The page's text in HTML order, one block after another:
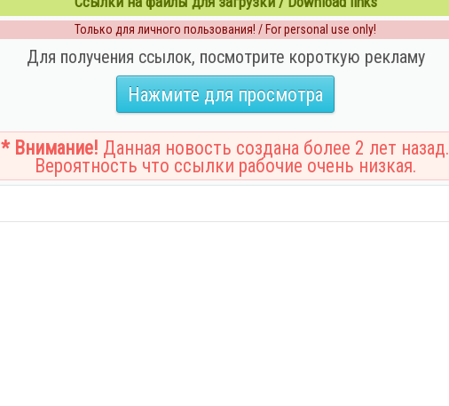
Только для личного пользования! / For personal use only!
Для получения ссылок, посмотрите короткую рекламу
Нажмите для просмотра
* Внимание! Данная новость создана более 2 лет назад.
Вероятность что ссылки рабочие очень низкая.